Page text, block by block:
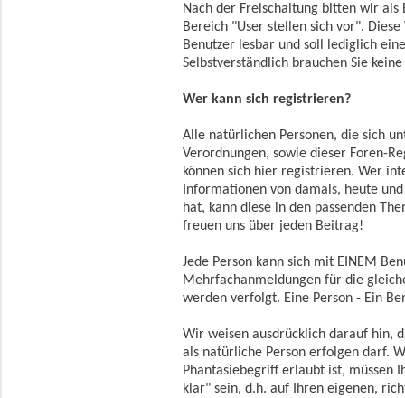
Nach der Freischaltung bitten wir
Bereich "User stellen sich vor".
Benutzer lesbar und soll lediglich
Selbstverständlich brauchen Sie
Wer kann sich registrieren?
Alle natürlichen Personen, die sich
Verordnungen, sowie dieser Foren-
können sich hier registrieren. Wer
Informationen von damals, heute
hat, kann diese in den passenden
freuen uns über jeden Beitrag!
Jede Person kann sich mit EINEM
Mehrfachanmeldungen für die
werden verfolgt. Eine Person - Ein
Wir weisen ausdrücklich darauf hin,
als natürliche Person erfolgen darf.
Phantasiebegriff erlaubt ist, müssen
klar" sein, d.h. auf Ihren eigenen,